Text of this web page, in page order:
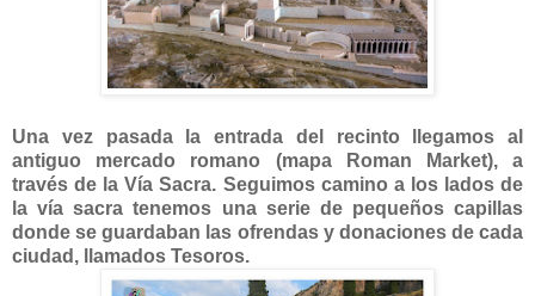
Una vez pasada la entrada del recinto llegamos al
antiguo mercado romano (mapa Roman Market), a
través de la Vía Sacra. Seguimos camino a los lados de
la vía sacra tenemos una serie de pequeños capillas
donde se guardaban las ofrendas y donaciones de cada
ciudad, llamados Tesoros.